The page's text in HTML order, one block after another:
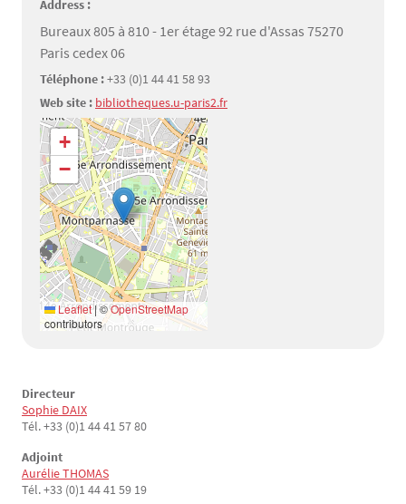
Address :
Bureaux 805 à 810 - 1er étage 92 rue d'Assas 75270
Paris cedex 06
Téléphone :+33 (0)1 44 41 58 93
Web site : bibliotheques.u-paris2.fr
Géolocalisation
+
−
Leaflet |©OpenStreetMap
contributors
Texte
Directeur
Sophie DAIX
Tél. +33 (0)1 44 41 57 80
Adjoint
Aurélie THOMAS
Tél. +33 (0)1 44 41 59 19